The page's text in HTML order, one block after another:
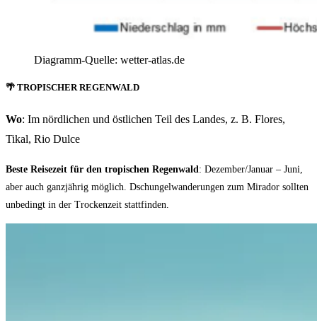
Diagramm-Quelle: wetter-atlas.de
🌴 TROPISCHER REGENWALD
Wo: Im nördlichen und östlichen Teil des Landes, z. B. Flores,
Tikal, Rio Dulce
Beste Reisezeit für den tropischen Regenwald: Dezember/Januar – Juni,
aber auch ganzjährig möglich. Dschungelwanderungen zum Mirador sollten
unbedingt in der Trockenzeit stattfinden.